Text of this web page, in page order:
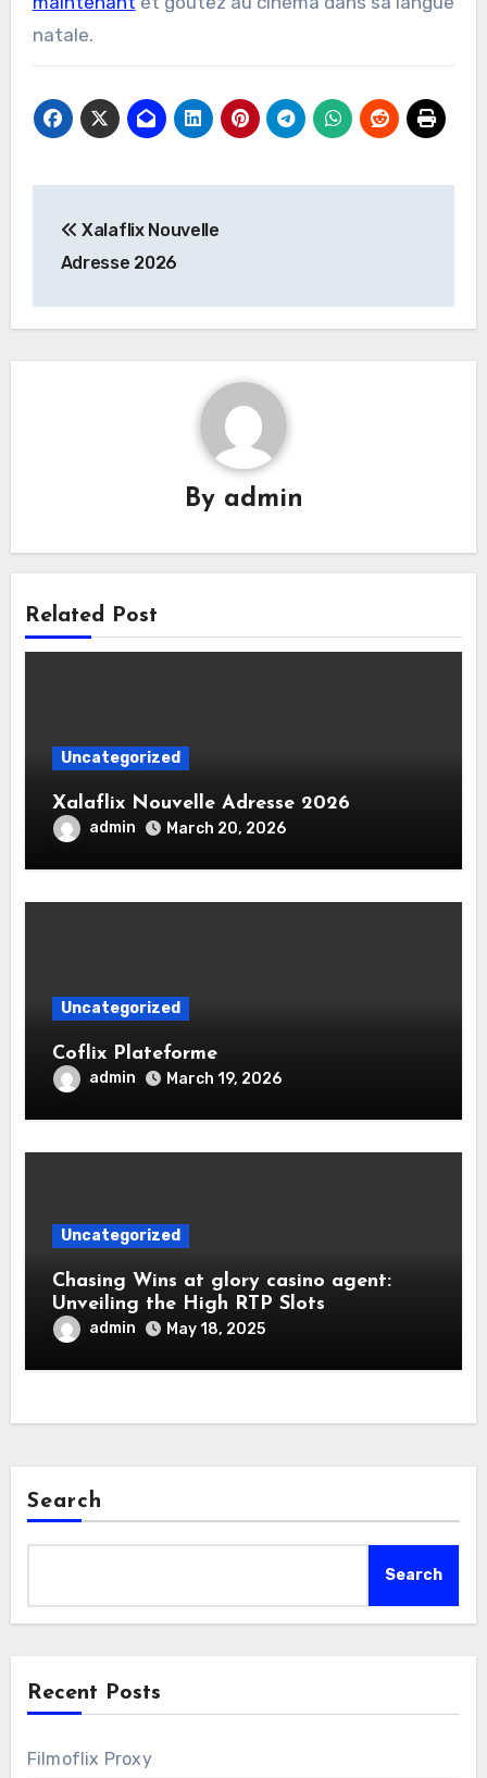
natale.
navigation
Xalaflix Nouvelle
Adresse 2026
By admin
Related Post
Uncategorized
Xalaflix Nouvelle Adresse 2026
admin March 20, 2026
Uncategorized
Coflix Plateforme
admin March 19, 2026
Uncategorized
Chasing Wins at glory casino agent:
Unveiling the High RTP Slots
admin May 18, 2025
Search
Search
Recent Posts
Filmoflix Proxy